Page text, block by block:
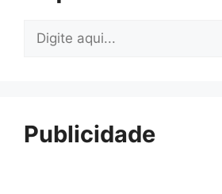
Pesquisar
Publicidade